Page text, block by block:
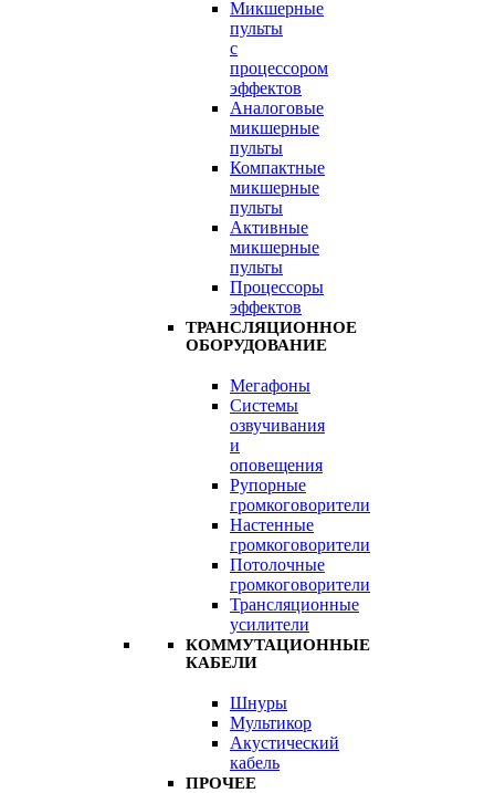
Микшерные
пульты
с
процессором
эффектов
Аналоговые
микшерные
пульты
Компактные
микшерные
пульты
Активные
микшерные
пульты
Процессоры
эффектов
ТРАНСЛЯЦИОННОЕ
ОБОРУДОВАНИЕ
Мегафоны
Системы
озвучивания
и
оповещения
Рупорные
громкоговорители
Настенные
громкоговорители
Потолочные
громкоговорители
Трансляционные
усилители
КОММУТАЦИОННЫЕ
КАБЕЛИ
Шнуры
Мультикор
Акустический
кабель
ПРОЧЕЕ